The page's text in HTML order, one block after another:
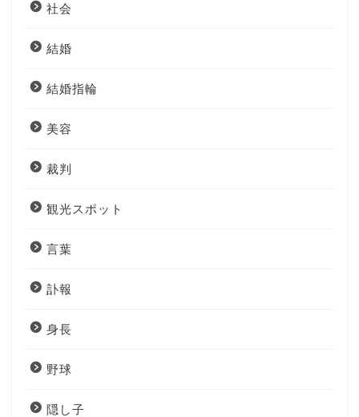
社会
結婚
結婚指輪
美容
裁判
観光スポット
言葉
訃報
身長
野球
隠し子